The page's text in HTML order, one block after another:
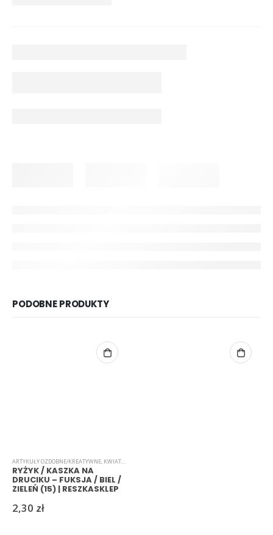
PODOBNE PRODUKTY
ARTYKUŁY OZDOBNE/KREATYWNE, KWIATKI
RYŻYK / KASZKA NA
DRUCIKU – FUKSJA / BIEL /
ZIELEŃ (15) | RESZKASKLEP
2,30 zł